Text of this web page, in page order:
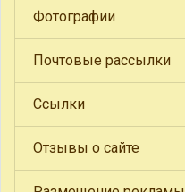
Фотографии
Почтовые рассылки
Ссылки
Отзывы о сайте